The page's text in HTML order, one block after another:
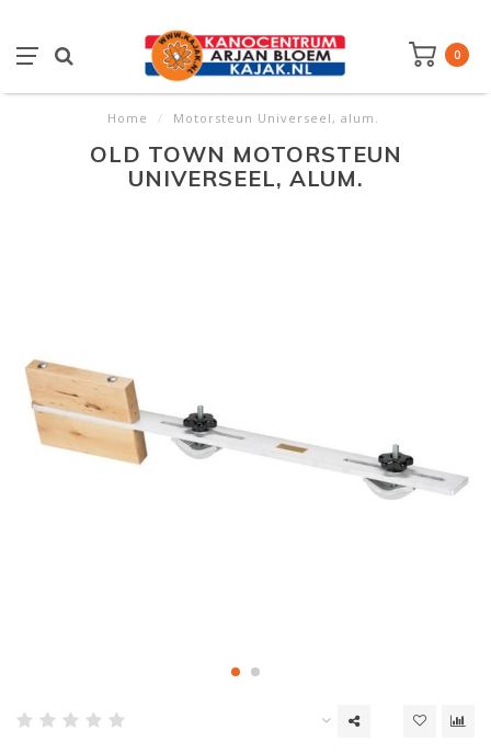
0
Home / Motorsteun Universeel, alum.
OLD TOWN MOTORSTEUN
UNIVERSEEL, ALUM.